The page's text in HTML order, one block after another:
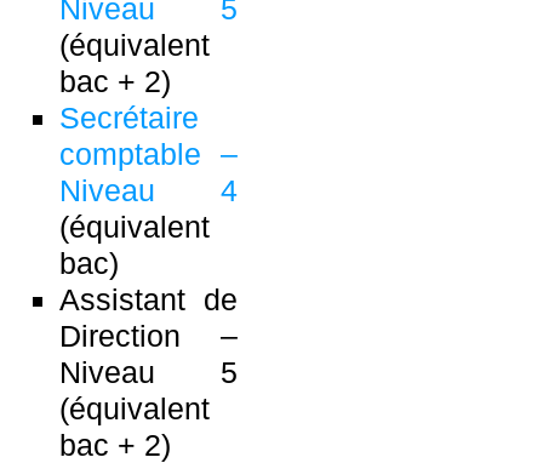
Niveau 5
(équivalent
bac + 2)
Secrétaire
comptable –
Niveau 4
(équivalent
bac)
Assistant de
Direction –
Niveau 5
(équivalent
bac + 2)